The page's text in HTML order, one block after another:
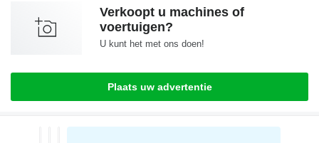
Verkoopt u machines of
voertuigen?
U kunt het met ons doen!
Plaats uw advertentie